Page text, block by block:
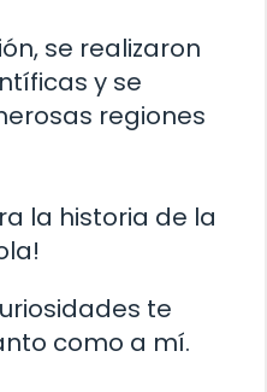
se realizaron
y se
regiones
la historia de la
te
como a mí.